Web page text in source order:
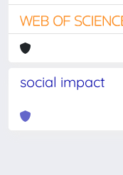
social impact